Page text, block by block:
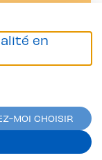
en
MOI CHOISIR